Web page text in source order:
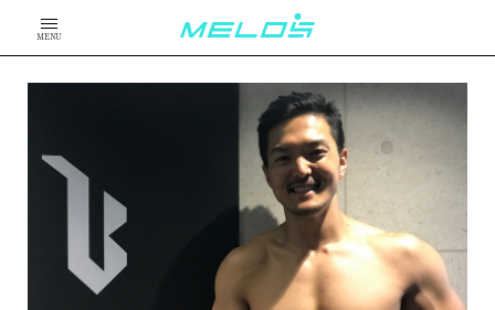
MENU